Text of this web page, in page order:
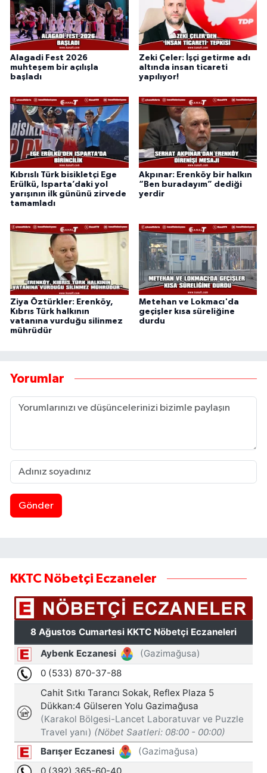
Alagadi Fest 2026
muhteşem bir açılışla
başladı
Zeki Çeler: İşçi getirme adı
altında insan ticareti
yapılıyor!
Kıbrıslı Türk bisikletçi Ege
Erülkü, Isparta’daki yol
yarışının ilk gününü zirvede
tamamladı
Akpınar: Erenköy bir halkın
“Ben buradayım” dediği
yerdir
Ziya Öztürkler: Erenköy,
Kıbrıs Türk halkının
vatanına vurduğu silinmez
mührüdür
Metehan ve Lokmacı'da
geçişler kısa süreliğine
durdu
Yorumlar
Gönder
KKTC Nöbetçi Eczaneler